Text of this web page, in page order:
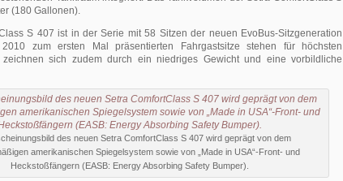
(180 Gallonen).
S 407 ist in der Serie mit 58 Sitzen der neuen EvoBus-Sitzgeneration
zum ersten Mal präsentierten Fahrgastsitze stehen für höchsten
zeichnen sich zudem durch ein niedriges Gewicht und eine vorbildliche
des neuen Setra ComfortClass S 407 wird geprägt von dem
amerikanischen Spiegelsystem sowie von „Made in USA“-Front- und
Heckstoßfängern (EASB: Energy Absorbing Safety Bumper).